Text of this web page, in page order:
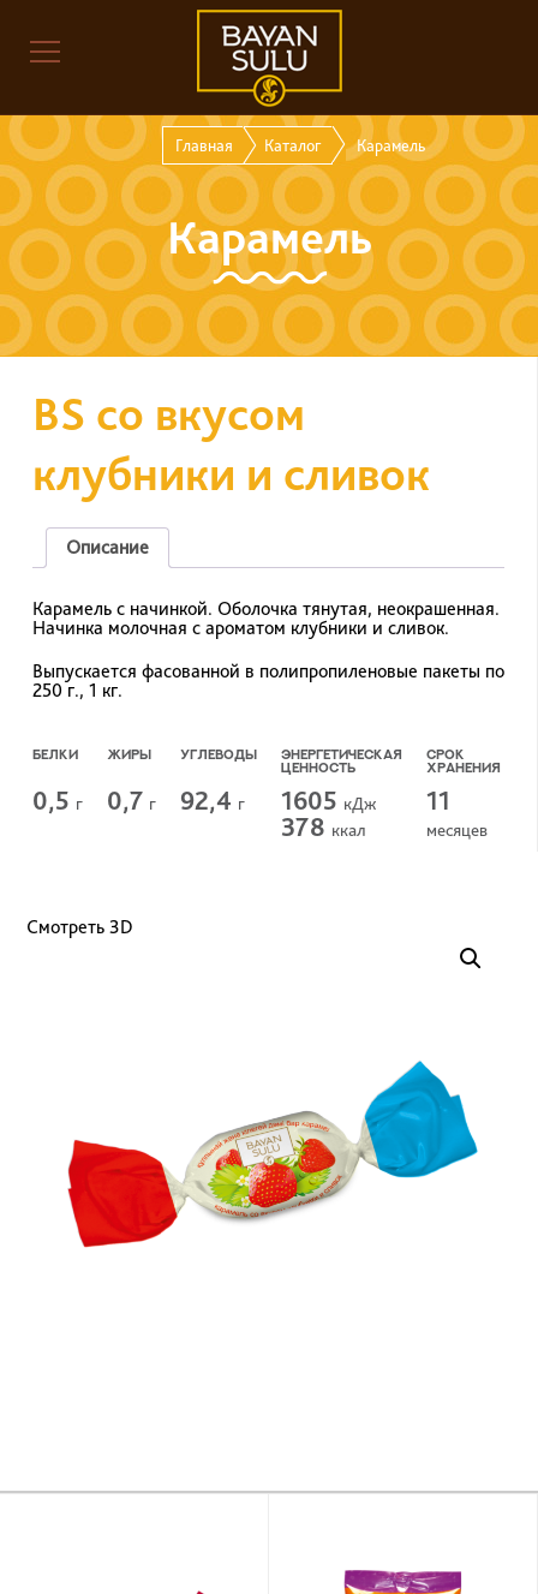
Главная Каталог Карамель
Карамель
BS со вкусом
клубники и сливок
Описание
Карамель с начинкой. Оболочка тянутая, неокрашенная.
Начинка молочная с ароматом клубники и сливок.
Выпускается фасованной в полипропиленовые пакеты по
250 г., 1 кг.
БЕЛКИ ЖИРЫ УГЛЕВОДЫ
ЭНЕРГЕТИЧЕСКАЯ
ЦЕННОСТЬ
СРОК
ХРАНЕНИЯ
0,5 г 0,7 г 92,4 г 1605 кДж
378 ккал
11
меcяцев
Смотреть 3D